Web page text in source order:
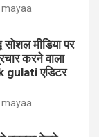
सोशल मीडिया पर
करने वाला
gulati एडिटर